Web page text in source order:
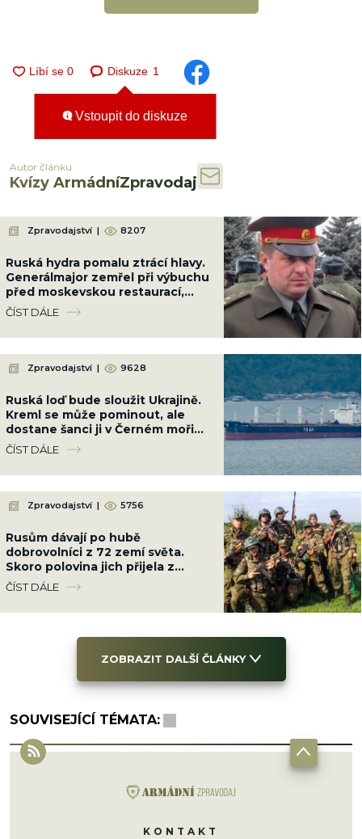
Diskuze 1
Vstoupit do diskuze
Autor článku
Kvízy ArmádníZpravodaj
Zpravodajství | 8207
Ruská hydra pomalu ztrácí hlavy.
Generálmajor zemřel při výbuchu
před moskevskou restaurací,
když slavil narozeniny šéfa
vzdušných sil
ČÍST DÁLE
Zpravodajství | 9628
Ruská loď bude sloužit Ukrajině.
Kreml se může pominout, ale
dostane šanci ji v Černém moři
potopit
ČÍST DÁLE
Zpravodajství | 5756
Rusům dávají po hubě
dobrovolníci z 72 zemí světa.
Skoro polovina jich přijela z
Latinské Ameriky
ČÍST DÁLE
ZOBRAZIT DALŠÍ ČLÁNKY
SOUVISEJÍCÍ TÉMATA:
KONTAKT